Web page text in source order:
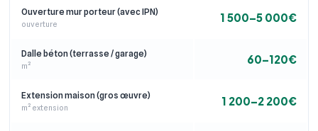
Ouverture mur porteur (avec IPN)
ouverture 1 500–5 000€
Dalle béton (terrasse / garage)
m² 60–120€
Extension maison (gros œuvre)
m² extension 1 200–2 200€